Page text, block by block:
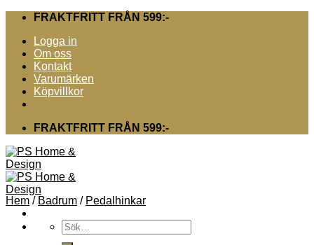
Skip
content
FRAKTFRITT FRÅN 599:-
Logga in
Om oss
Kontakt
Varumärken
Köpvillkor
FRAKTFRITT FRÅN 599:-
Sök
efter:
Hem / Badrum / Pedalhinkar